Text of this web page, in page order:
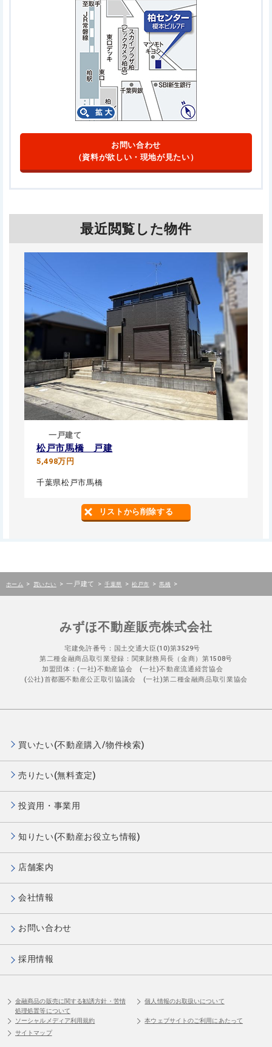
お問い合わせ
（資料が欲しい・現地が見たい）
最近閲覧した物件
一戸建て
松戸市馬橋 戸建
5,498万円
千葉県松戸市馬橋
リストから削除する
ホーム > 買いたい > 一戸建て > 千葉県 > 松戸市 > 馬橋 >
みずほ不動産販売株式会社
宅建免許番号：国土交通大臣(10)第3529号
第二種金融商品取引業登録：関東財務局長（金商）第1508号
加盟団体：(一社)不動産協会 (一社)不動産流通経営協会
(公社)首都圏不動産公正取引協議会 (一社)第二種金融商品取引業協会
買いたい(不動産購入/物件検索)
売りたい(無料査定)
投資用・事業用
知りたい(不動産お役立ち情報)
店舗案内
会社情報
お問い合わせ
採用情報
金融商品の販売に関する勧誘方針・苦情
処理処置等について
個人情報のお取扱いについて
ソーシャルメディア利用規約
本ウェブサイトのご利用にあたって
サイトマップ